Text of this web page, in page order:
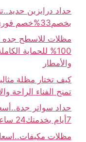
بخصم33%خصم فوري عند الاتصال
مظلات للاسطح جده
100% للحماية
والأمطار
تمنح الفناء الراحة
حداد سواتر
7أيام بخدمتك24 ساعة..خصم 30%اتصل بنا